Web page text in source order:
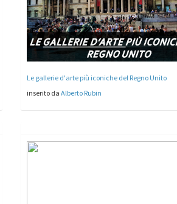
Le gallerie d'arte più iconiche del Regno Unito
inserito da Alberto Rubin